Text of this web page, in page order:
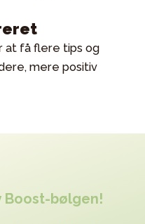
at få flere tips og
mere positiv
Boost-bølgen!